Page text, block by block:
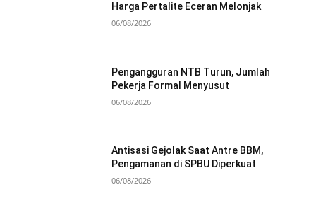
Harga Pertalite Eceran Melonjak
06/08/2026
Pengangguran NTB Turun, Jumlah
Pekerja Formal Menyusut
06/08/2026
Antisasi Gejolak Saat Antre BBM,
Pengamanan di SPBU Diperkuat
06/08/2026